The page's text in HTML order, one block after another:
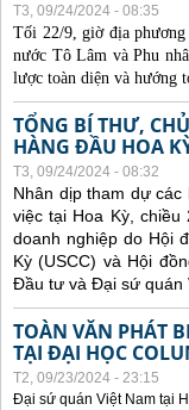
T3, 09/24/2024 - 08:35
Tối 22/9, giờ địa
nước Tô Lâm và Phu
lược toàn diện và hướng
TỔNG BÍ THƯ,
HÀNG ĐẦU HOA
T3, 09/24/2024 - 08:32
Nhân dịp tham dự
việc tại Hoa Kỳ,
doanh nghiệp do Hội
Kỳ (USCC) và Hội
Đầu tư và Đại sứ quán
TOÀN VĂN PHÁT
TẠI ĐẠI HỌC
T2, 09/23/2024 - 23:15
Đại sứ quán Việt Nam tại